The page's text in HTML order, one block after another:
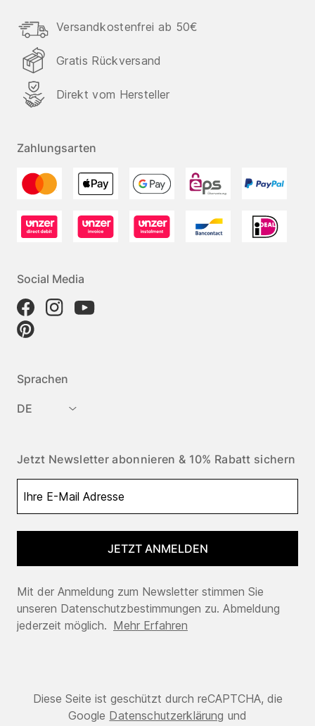
Versandkostenfrei ab 50€
Gratis Rückversand
Direkt vom Hersteller
Zahlungsarten
Social Media
Sprachen
DE
Jetzt Newsletter abonnieren & 10% Rabatt sichern
JETZT ANMELDEN
Mit der Anmeldung zum Newsletter stimmen Sie
unseren Datenschutzbestimmungen zu. Abmeldung
jederzeit möglich. Mehr Erfahren
Diese Seite ist geschützt durch reCAPTCHA, die
Google Datenschutzerklärung und